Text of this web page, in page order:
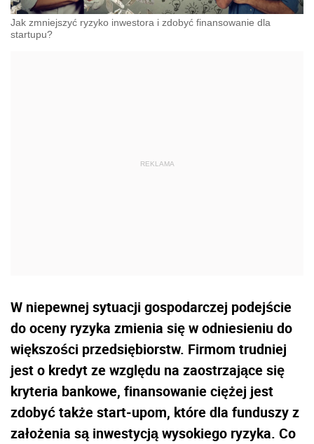
Jak zmniejszyć ryzyko inwestora i zdobyć finansowanie dla
startupu?
W niepewnej sytuacji gospodarczej podejście
do oceny ryzyka zmienia się w odniesieniu do
większości przedsiębiorstw. Firmom trudniej
jest o kredyt ze względu na zaostrzające się
kryteria bankowe, finansowanie ciężej jest
zdobyć także start-upom, które dla funduszy z
założenia są inwestycją wysokiego ryzyka. Co